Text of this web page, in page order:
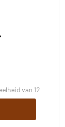
van 12